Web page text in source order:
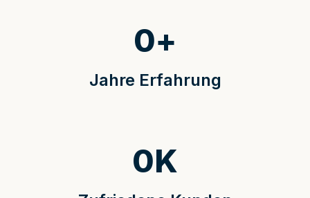
Jahre Erfahrung
0+
0K